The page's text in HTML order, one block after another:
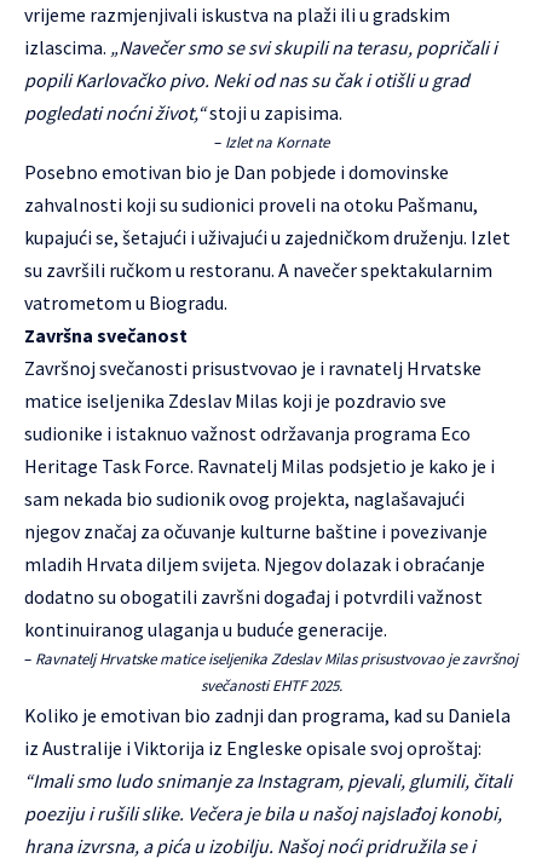
vrijeme razmjenjivali iskustva na plaži ili u gradskim
izlascima. „Navečer smo se svi skupili na terasu, popričali i
popili Karlovačko pivo. Neki od nas su čak i otišli u grad
pogledati noćni život,“stoji u zapisima.
– Izlet na Kornate
Posebno emotivan bio je Dan pobjede i domovinske
zahvalnosti koji su sudionici proveli na otoku Pašmanu,
kupajući se, šetajući i uživajući u zajedničkom druženju. Izlet
su završili ručkom u restoranu. A navečer spektakularnim
vatrometom u Biogradu.
Završna svečanost
Završnoj svečanosti prisustvovao je i ravnatelj Hrvatske
matice iseljenika Zdeslav Milas koji je pozdravio sve
sudionike i istaknuo važnost održavanja programa Eco
Heritage Task Force. Ravnatelj Milas podsjetio je kako je i
sam nekada bio sudionik ovog projekta, naglašavajući
njegov značaj za očuvanje kulturne baštine i povezivanje
mladih Hrvata diljem svijeta. Njegov dolazak i obraćanje
dodatno su obogatili završni događaj i potvrdili važnost
kontinuiranog ulaganja u buduće generacije.
– Ravnatelj Hrvatske matice iseljenika Zdeslav Milas prisustvovao je završnoj
svečanosti EHTF 2025.
Koliko je emotivan bio zadnji dan programa, kad su Daniela
iz Australije i Viktorija iz Engleske opisale svoj oproštaj:
“Imali smo ludo snimanje za Instagram, pjevali, glumili, čitali
poeziju i rušili slike. Večera je bila u našoj najslađoj konobi,
hrana izvrsna, a pića u izobilju. Našoj noći pridružila se i